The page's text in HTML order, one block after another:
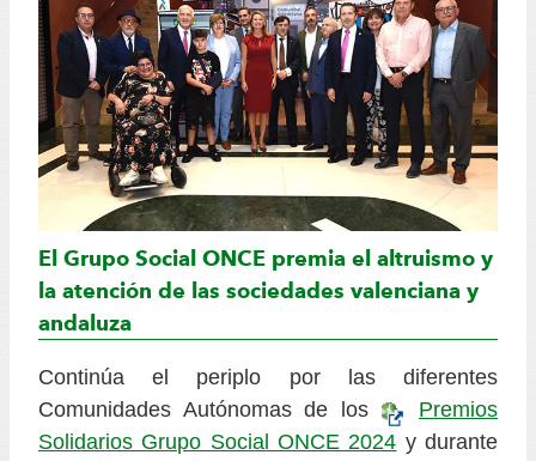
El Grupo Social ONCE premia el altruismo y
la atención de las sociedades valenciana y
andaluza
Continúa el periplo por las diferentes
Comunidades Autónomas de los
Premios
Solidarios Grupo Social ONCE 2024 y durante